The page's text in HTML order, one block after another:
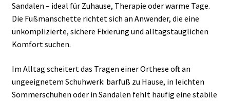
Sandalen – ideal für Zuhause, Therapie oder warme Tage.
Die Fußmanschette richtet sich an Anwender, die eine
unkomplizierte, sichere Fixierung und alltagstauglichen
Komfort suchen.
Im Alltag scheitert das Tragen einer Orthese oft an
ungeeignetem Schuhwerk: barfuß zu Hause, in leichten
Sommerschuhen oder in Sandalen fehlt häufig eine stabile